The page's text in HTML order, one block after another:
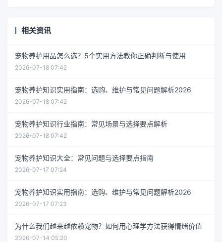
相关资讯
宠物养护用品怎么选？5个实用方法教你正确判断与使用
2026-07-18 07:42
宠物养护知识实用指南：选购、维护与常见问题解析2026
2026-07-18 07:42
宠物养护知识行业指南：常见场景与选择要点解析
2026-07-18 07:42
宠物养护知识大全：常见问题与选择要点指南
2026-07-17 07:24
宠物养护知识实用指南：选购、维护与常见问题解析2026
2026-07-17 07:23
为什么我们越来越依赖宠物？如何用心理学方法获得情绪价值
2026-07-14 05:20